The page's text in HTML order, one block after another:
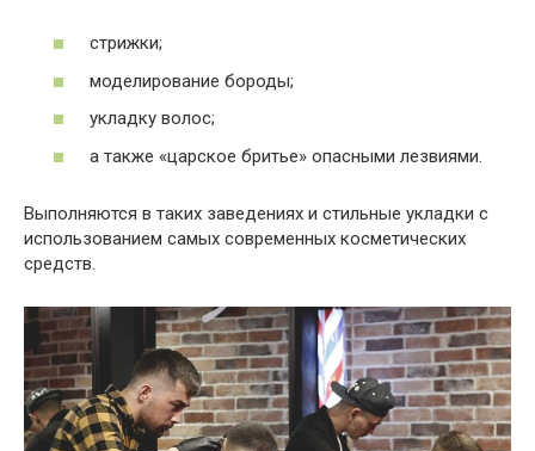
стрижки;
моделирование бороды;
укладку волос;
а также «царское бритье» опасными лезвиями.
Выполняются в таких заведениях и стильные укладки с
использованием самых современных косметических
средств.